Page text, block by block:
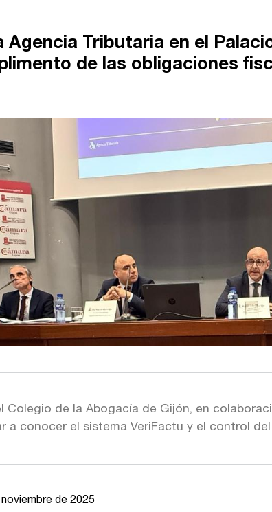
Agencia Tributaria en el
de las obligaciones
Colegio de la Abogacía de Gijón, en
a conocer el sistema VeriFactu y el control
de 2025